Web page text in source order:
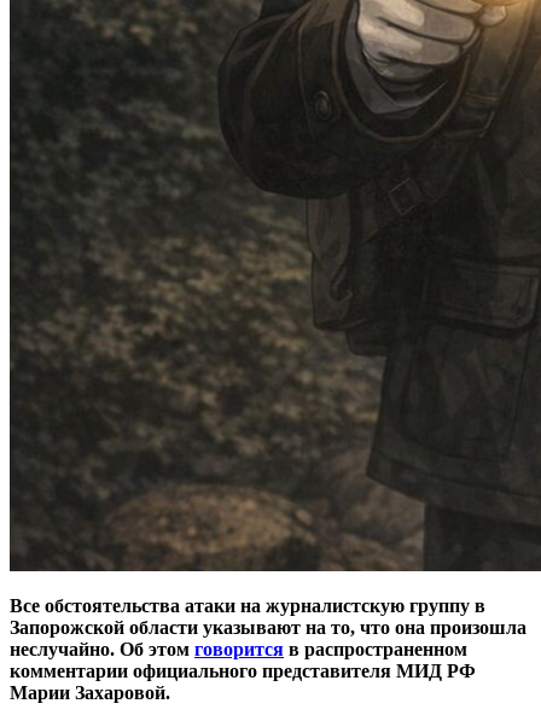
Все обстоятельства атаки на журналистскую группу в
Запорожской области указывают на то, что она произошла
неслучайно. Об этом говорится в распространенном
комментарии официального представителя МИД РФ
Марии Захаровой.